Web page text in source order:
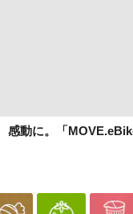
商品について】
持ち期間は、配送日数な
感動に。「